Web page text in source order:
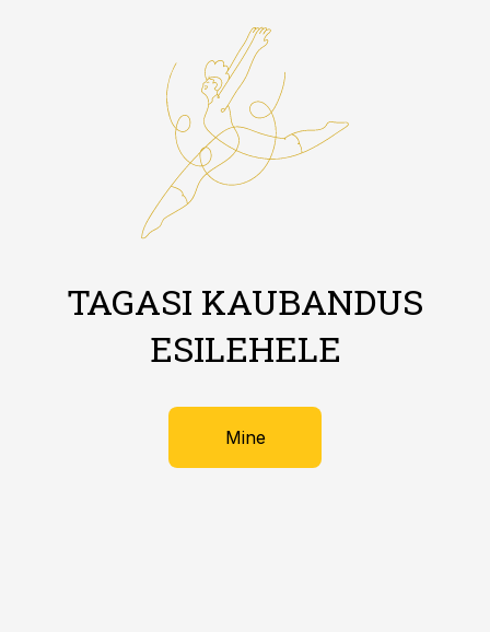
TAGASI KAUBANDUS
ESILEHELE
Mine